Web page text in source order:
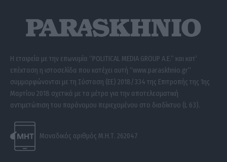
Η εταιρεία με την επωνυμία “POLITICAL MEDIA GROUP A.E.” και κατ’
επέκταση η ιστοσελίδα που κατέχει αυτή “www.paraskhnio.gr”
συμμορφώνονται με τη Σύσταση (ΕΕ) 2018/334 της Επιτροπής της 1ης
Μαρτίου 2018 σχετικά με τα μέτρα για την αποτελεσματική
αντιμετώπιση του παράνομου περιεχομένου στο διαδίκτυο (L 63).
Μοναδικός αριθμός Μ.Η.Τ. 262047